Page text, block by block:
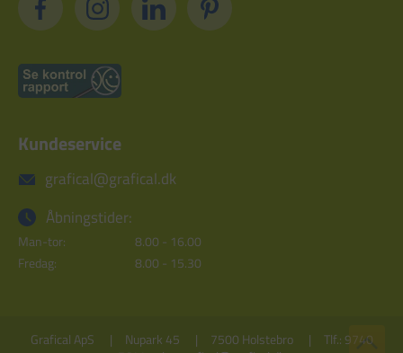
Kundeservice
grafical@grafical.dk
Åbningstider:
Man-tor:
8.00 - 16.00
Fredag:
8.00 - 15.30
Grafical ApS Nupark 45 7500 Holstebro
Tlf.: 9740